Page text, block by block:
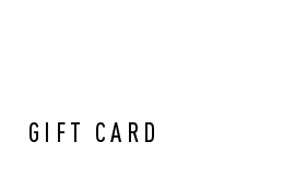
GIFT CARD